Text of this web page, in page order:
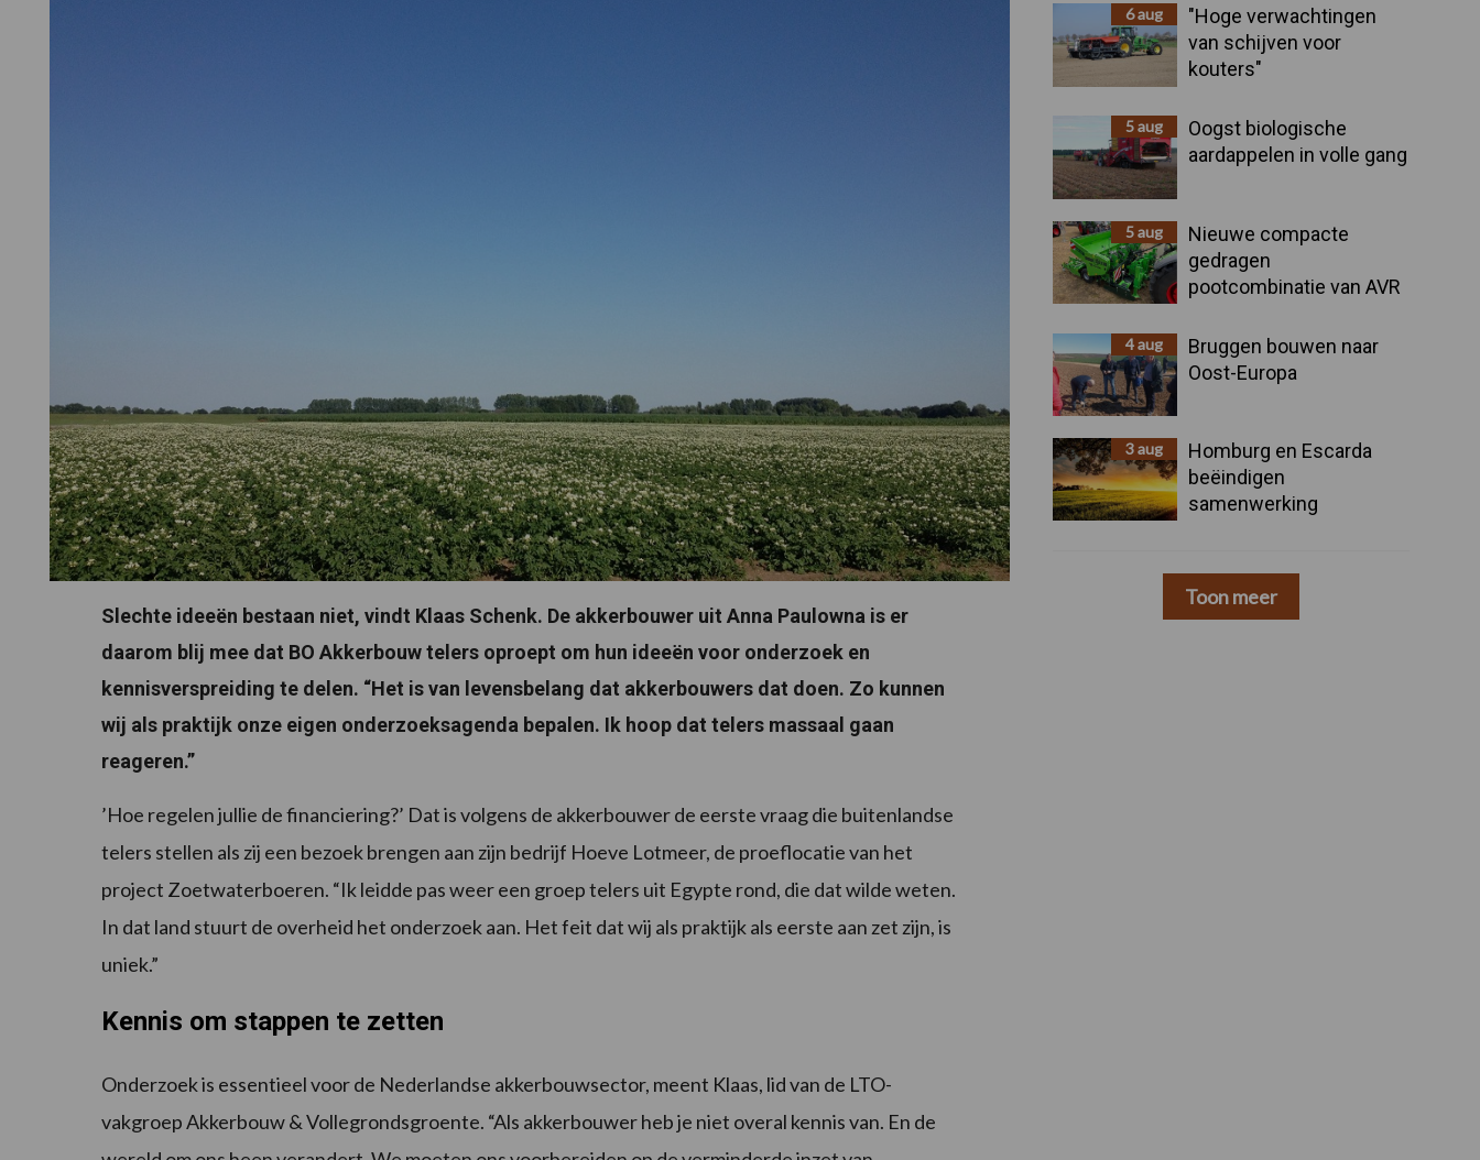
Slechte ideeën bestaan niet, vindt Klaas Schenk. De akkerbouwer uit Anna Paulowna is er
daarom blij mee dat BO Akkerbouw telers oproept om hun ideeën voor onderzoek en
kennisverspreiding te delen. “Het is van levensbelang dat akkerbouwers dat doen. Zo kunnen
wij als praktijk onze eigen onderzoeksagenda bepalen. Ik hoop dat telers massaal gaan
reageren.”
’Hoe regelen jullie de financiering?’ Dat is volgens de akkerbouwer de eerste vraag die buitenlandse
telers stellen als zij een bezoek brengen aan zijn bedrijf Hoeve Lotmeer, de proeflocatie van het
project Zoetwaterboeren. “Ik leidde pas weer een groep telers uit Egypte rond, die dat wilde weten.
In dat land stuurt de overheid het onderzoek aan. Het feit dat wij als praktijk als eerste aan zet zijn, is
uniek.”
Kennis om stappen te zetten
Onderzoek is essentieel voor de Nederlandse akkerbouwsector, meent Klaas, lid van de LTO-
vakgroep Akkerbouw & Vollegrondsgroente. “Als akkerbouwer heb je niet overal kennis van. En de
Sidebar6 aug
"Hoge verwachtingen
van schijven voor
kouters"
5 aug
Oogst biologische
aardappelen in volle gang
5 aug
Nieuwe compacte
gedragen
pootcombinatie van AVR
4 aug
Bruggen bouwen naar
Oost-Europa
3 aug
Homburg en Escarda
beëindigen
samenwerking
Toon meer